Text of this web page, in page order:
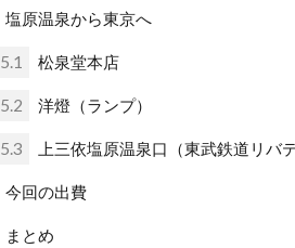
塩原温泉から東京へ
5.1 松泉堂本店
5.2 洋燈（ランプ）
5.3 上三依塩原温泉口（東武鉄道リバ
今回の出費
まとめ